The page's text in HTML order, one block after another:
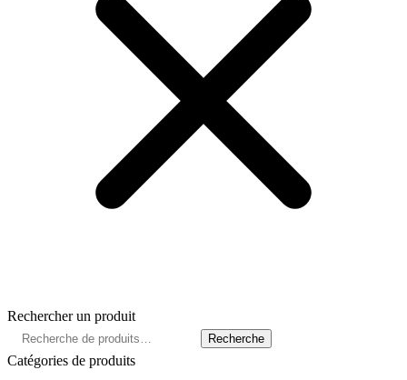
Rechercher un produit
Recherche
pour :
Recherche
Catégories de produits